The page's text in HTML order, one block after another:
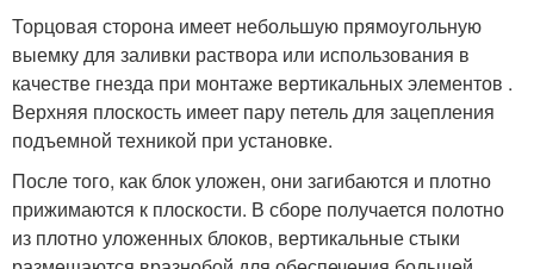
Торцовая сторона имеет небольшую прямоугольную
выемку для заливки раствора или использования в
качестве гнезда при монтаже вертикальных элементов .
Верхняя плоскость имеет пару петель для зацепления
подъемной техникой при установке.
После того, как блок уложен, они загибаются и плотно
прижимаются к плоскости. В сборе получается полотно
из плотно уложенных блоков, вертикальные стыки